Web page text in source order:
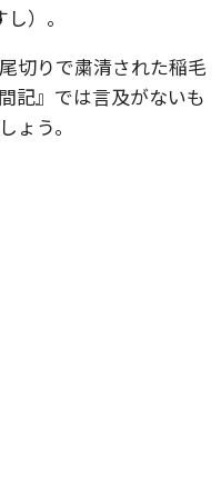
）。
切りで粛清された稲毛
記』では言及がないも
ょう。